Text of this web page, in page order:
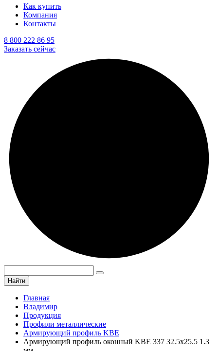
Как купить
Компания
Контакты
8 800 222 86 95
Заказать сейчас
Найти
Главная
Владимир
Продукция
Профили металлические
Армирующий профиль KBE
Армирующий профиль оконный KBE 337 32.5х25.5 1.3